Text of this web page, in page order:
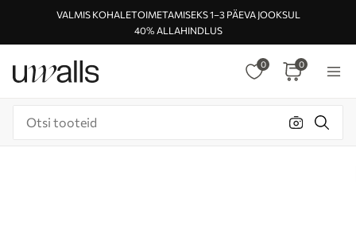
VALMIS KOHALETOIMETAMISEKS 1–3 PÄEVA JOOKSUL
40% ALLAHINDLUS
0 0